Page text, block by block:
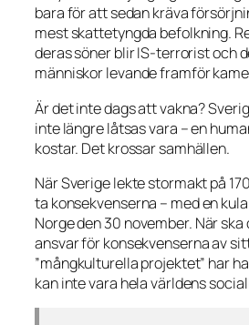
bara för att sedan kräva
mest skattetyngda befolkning.
deras söner blir IS-terrorist och
människor levande framför
Är det inte dags att vakna?
inte längre låtsas vara – en
kostar. Det krossar samhällen.
När Sverige lekte stormakt på
ta konsekvenserna – med en
Norge den 30 november. När
ansvar för konsekvenserna av
”mångkulturella projektet” har
kan inte vara hela världens